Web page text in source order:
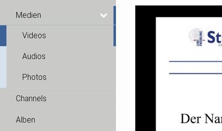
Medien
Videos
Audios
Photos
Channels
Alben